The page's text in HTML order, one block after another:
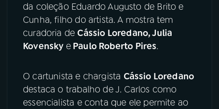
ACOMPANHE A RÁDIO MEC
YouTube Facebook
TikTok
da coleção Eduardo Augusto de Brito e
Cunha, filho do artista. A mostra tem
curadoria deCássio Loredano, Julia
Kovensky ePaulo Roberto Pires.
O cartunista e chargista Cássio Loredano
destaca o trabalho de J. Carlos como
essencialista e conta que ele permite ao